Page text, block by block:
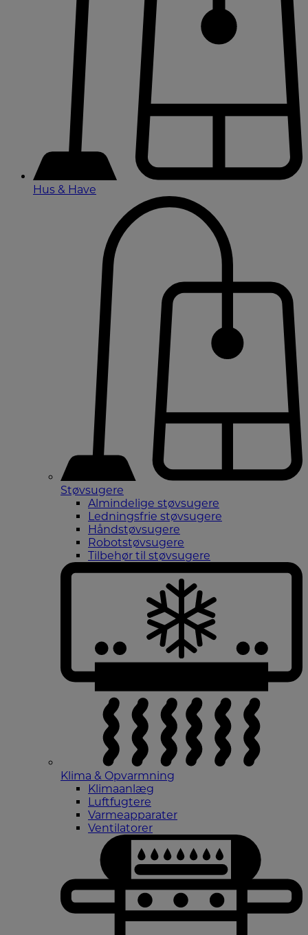
Hus & Have
Støvsugere
Almindelige støvsugere
Ledningsfrie støvsugere
Håndstøvsugere
Robotstøvsugere
Tilbehør til støvsugere
Klima & Opvarmning
Klimaanlæg
Luftfugtere
Varmeapparater
Ventilatorer